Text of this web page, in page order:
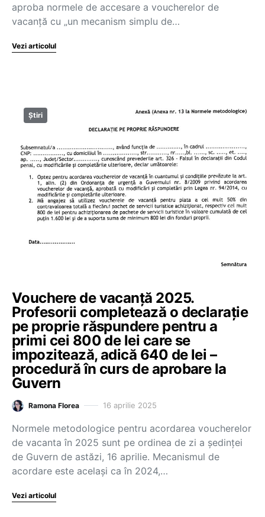
aproba normele de accesare a voucherelor de
vacanță cu „un mecanism simplu de…
Vezi articolul
Știri
Vouchere de vacanță 2025.
Profesorii completează o declarație
pe proprie răspundere pentru a
primi cei 800 de lei care se
impozitează, adică 640 de lei –
procedură în curs de aprobare la
Guvern
Ramona Florea 16 aprilie 2025
Normele metodologice pentru acordarea voucherelor
de vacanta în 2025 sunt pe ordinea de zi a ședinței
de Guvern de astăzi, 16 aprilie. Mecanismul de
acordare este același ca în 2024,…
Vezi articolul